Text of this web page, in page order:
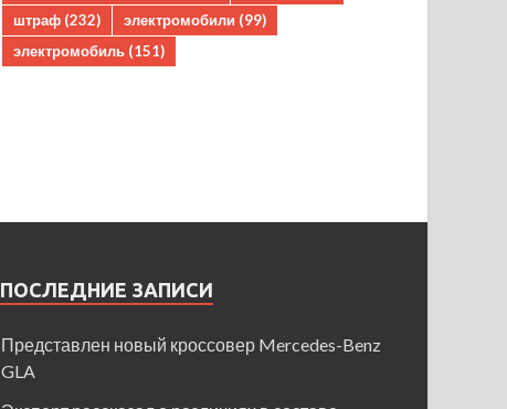
штраф (232) электромобили (99)
электромобиль (151)
ПОСЛЕДНИЕ ЗАПИСИ
Представлен новый кроссовер Mercedes-Benz
GLA